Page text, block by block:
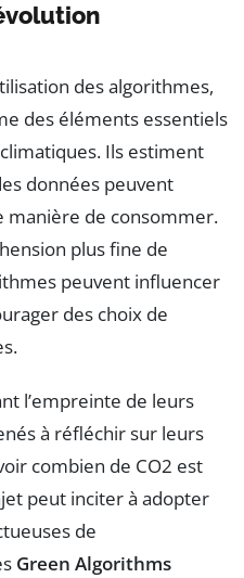
des algorithmes,
des éléments essentiels
Ils estiment
données peuvent
de consommer.
plus fine de
peuvent influencer
des choix de
l’empreinte de leurs
à réfléchir sur leurs
combien de CO2 est
peut inciter à adopter
de
Green Algorithms